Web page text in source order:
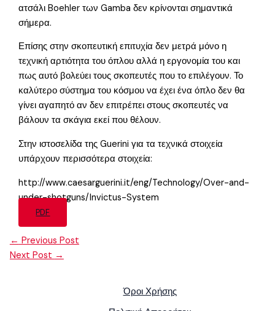
ατσάλι Boehler των Gamba δεν κρίνονται σημαντικά
σήμερα.
Επίσης στην σκοπευτική επιτυχία δεν μετρά μόνο η
τεχνική αρτιότητα του όπλου αλλά η εργονομία του και
πως αυτό βολεύει τους σκοπευτές που το επιλέγουν. Το
καλύτερο σύστημα του κόσμου να έχει ένα όπλο δεν θα
γίνει αγαπητό αν δεν επιτρέπει στους σκοπευτές να
βάλουν τα σκάγια εκεί που θέλουν.
Στην ιστοσελίδα της Guerini για τα τεχνικά στοιχεία
υπάρχουν περισσότερα στοιχεία:
http://www.caesarguerini.it/eng/Technology/Over-and-
under-shotguns/Invictus-System
PDF
← Previous Post
Next Post →
Όροι Χρήσης